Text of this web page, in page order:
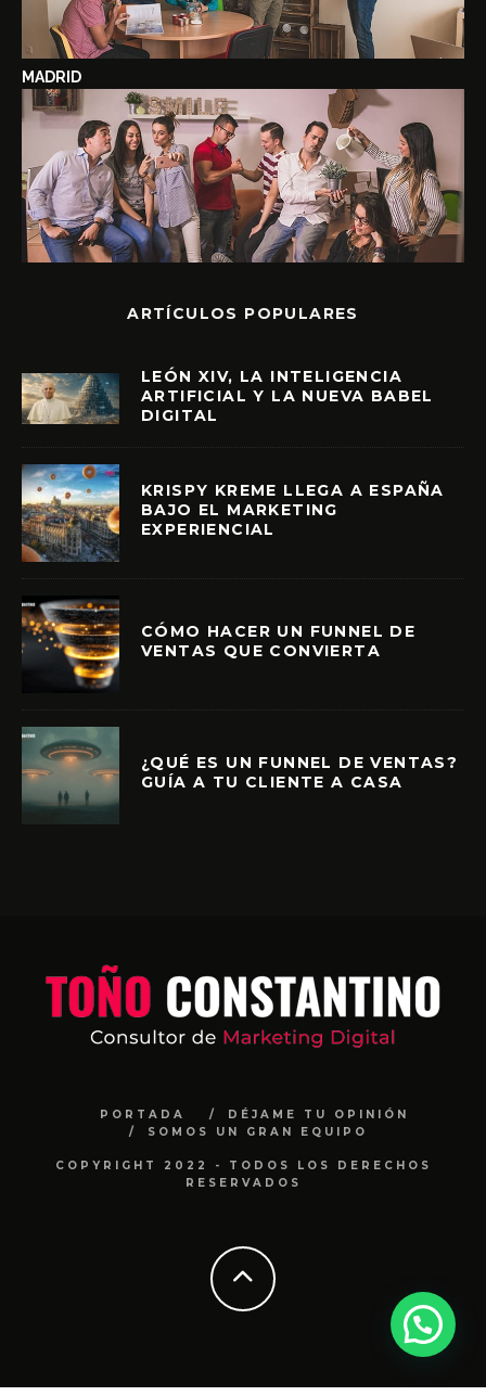
MADRID
ARTÍCULOS POPULARES
LEÓN XIV, LA INTELIGENCIA
ARTIFICIAL Y LA NUEVA BABEL
DIGITAL
KRISPY KREME LLEGA A ESPAÑA
BAJO EL MARKETING
EXPERIENCIAL
CÓMO HACER UN FUNNEL DE
VENTAS QUE CONVIERTA
¿QUÉ ES UN FUNNEL DE VENTAS?
GUÍA A TU CLIENTE A CASA
PORTADA
DÉJAME TU OPINIÓN
SOMOS UN GRAN EQUIPO
COPYRIGHT 2022 - TODOS LOS DERECHOS
RESERVADOS